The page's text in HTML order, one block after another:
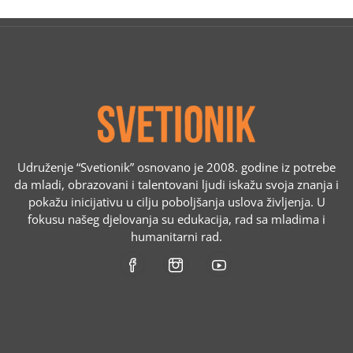
Udruženje “Svetionik” osnovano je 2008. godine iz potrebe
da mladi, obrazovani i talentovani ljudi iskažu svoja znanja i
pokažu inicijativu u cilju poboljšanja uslova življenja. U
fokusu našeg djelovanja su edukacija, rad sa mladima i
humanitarni rad.